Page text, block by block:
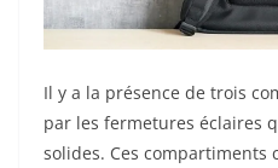
Il y a la présence de trois
par les fermetures éclaires
solides. Ces compartiments